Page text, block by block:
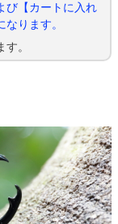
び【カートに入れ
ります。
。